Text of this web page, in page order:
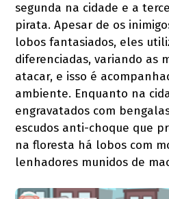
segunda na cidade e a
pirata. Apesar de os
lobos fantasiados, eles
diferenciadas, variando as
atacar, e isso é
ambiente. Enquanto na
engravatados com
escudos anti-choque que
na floresta há lobos com
lenhadores munidos de